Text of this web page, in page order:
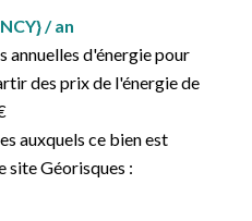
/ an
annuelles d'énergie pour
des prix de l'énergie de
auxquels ce bien est
site Géorisques :